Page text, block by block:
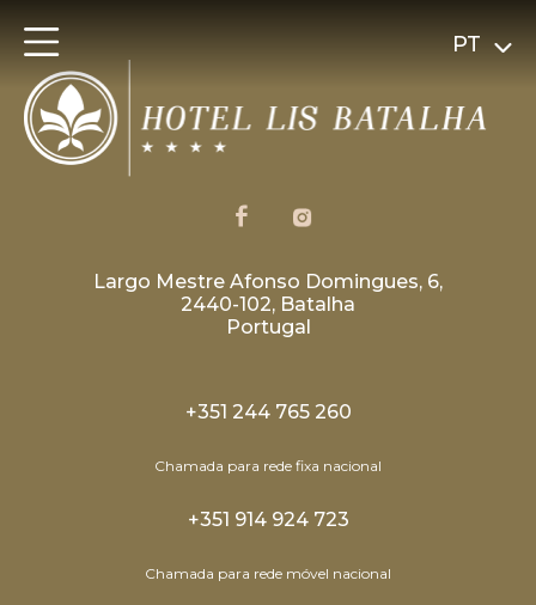
PT
Largo Mestre Afonso Domingues, 6,
2440-102, Batalha
Portugal
+351 244 765 260
Chamada para rede fixa nacional
+351 914 924 723
Chamada para rede móvel nacional